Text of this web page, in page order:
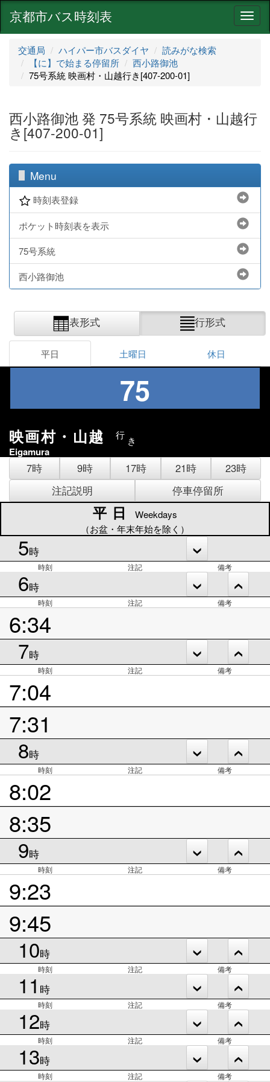
ナ
ビ
京都市バス時刻表
交通局 ハイパー市バスダイヤ
読みがな検索
【に】で始まる停留所
西小路御池
75号系統 映画村・山越行き[407-200-01]
西小路御池 発 75号系統 映画村・山越行
き[407-200-01]
Menu
時刻表登録
ポケット時刻表を表示
75号系統
西小路御池
表形式 行形式
平日 土曜日 休日
75
映画村・山越 行 き
Eigamura
7時 9時 17時 21時
23時
注記説明
停車停留所
平日
Weekdays
（お盆・年末年始を除く）
5時
時刻 注記 備考
6時
時刻 注記 備考
6:34
7時
時刻 注記 備考
7:04
7:31
8時
時刻 注記 備考
8:02
8:35
9時
時刻 注記 備考
9:23
9:45
10時
時刻 注記 備考
11 時
時刻 注記 備考
12時
時刻 注記 備考
13時
時刻 注記 備考